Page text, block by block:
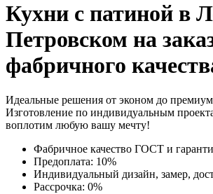
Кухни с патиной в
Петровском на
фабричного
Идеальные решения от эконом до
Изготовление по индивидуальным
воплотим любую вашу мечту!
Фабричное качество ГОСТ и
Предоплата: 10%
Индивидуальный дизайн, замер,
Рассрочка: 0%